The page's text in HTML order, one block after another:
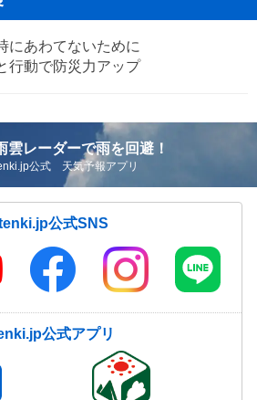
にあわてないために
行動で防災力アップ
雲レーダーで雨を回避！
公式 天気予報アプリ
公式SNS
公式アプリ